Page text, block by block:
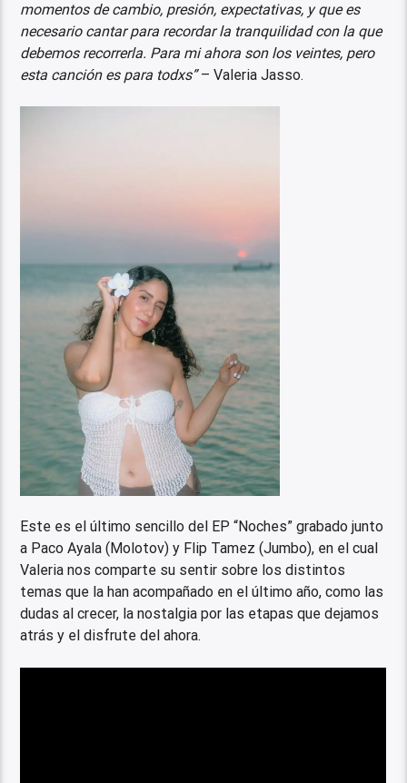
momentos de cambio, presión, expectativas, y que es
necesario cantar para recordar la tranquilidad con la que
debemos recorrerla. Para mi ahora son los veintes, pero
esta canción es para todxs”– Valeria Jasso.
Este es el último sencillo del EP “Noches” grabado junto
a Paco Ayala (Molotov) y Flip Tamez (Jumbo), en el cual
Valeria nos comparte su sentir sobre los distintos
temas que la han acompañado en el último año, como las
dudas al crecer, la nostalgia por las etapas que dejamos
atrás y el disfrute del ahora.